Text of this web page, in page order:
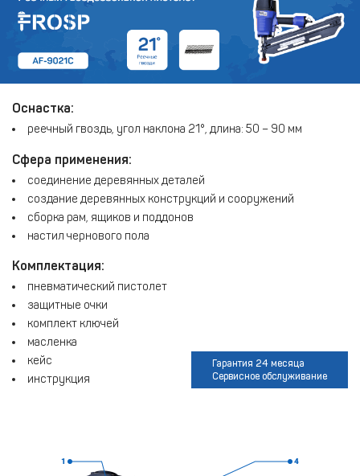
Оснастка:
реечный гвоздь, угол наклона 21°, длина: 50 – 90 мм
Сфера применения:
соединение деревянных деталей
создание деревянных конструкций и сооружений
сборка рам, ящиков и поддонов
настил чернового пола
Комплектация:
пневматический пистолет
защитные очки
комплект ключей
масленка
кейс
инструкция
Гарантия 24 месяца
Сервисное обслуживание